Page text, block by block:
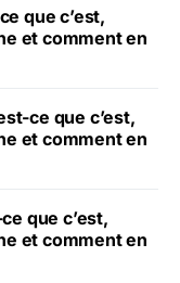
que c’est,
et comment en
ce que c’est,
et comment en
que c’est,
et comment en